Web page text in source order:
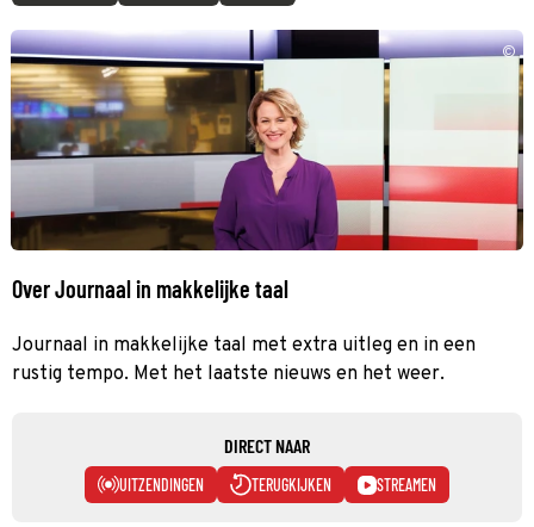
©
Over Journaal in makkelijke taal
Journaal in makkelijke taal met extra uitleg en in een
rustig tempo. Met het laatste nieuws en het weer.
DIRECT NAAR
UITZENDINGEN TERUGKIJKEN STREAMEN